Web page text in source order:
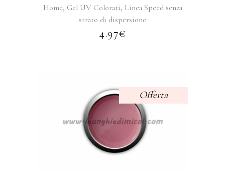
essere
scelte
nella
Home, Gel UV Colorati, Linea Speed senza
strato di dispersione
4.97€
Offerta
Questo
prodotto
ha
più